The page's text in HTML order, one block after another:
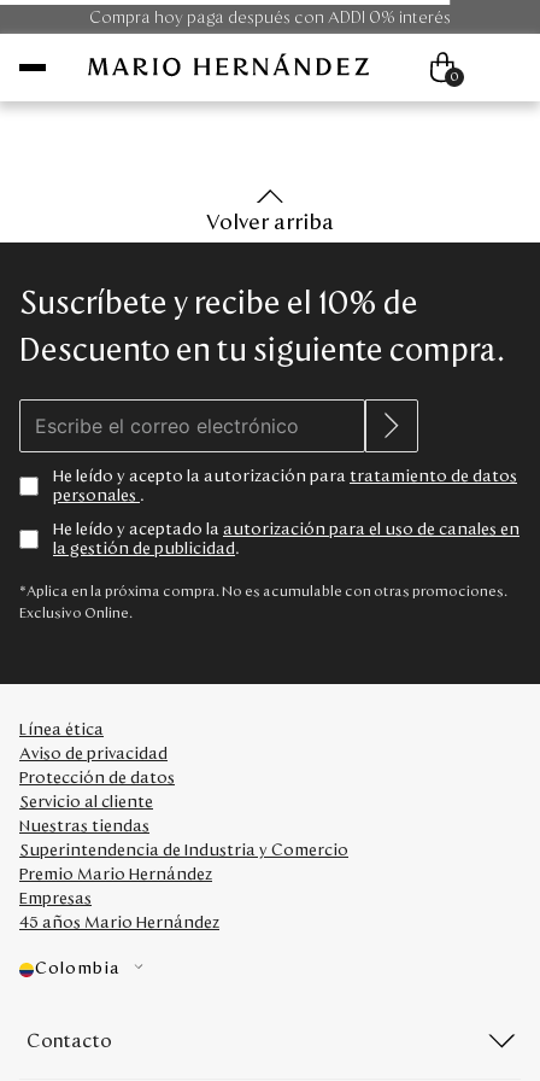
Compra hoy paga después con ADDI 0% interés
Hombre
Unisex
Colecciones
Outlet
Disney
Servicio al cliente
Nuestras Tiendas
Colombia
Panamá
0
Volver arriba
Suscríbete y recibe el 10% de
Descuento en tu siguiente compra.
He leído y acepto la autorización para tratamiento de datos
personales .
He leído y aceptado la autorización para el uso de canales en
la gestión de publicidad .
*Aplica en la próxima compra. No es acumulable con otras promociones.
Exclusivo Online.
Línea ética
Aviso de privacidad
Protección de datos
Servicio al cliente
Nuestras tiendas
Superintendencia de Industria y Comercio
Premio Mario Hernández
Empresas
45 años Mario Hernández
Colombia
Contacto